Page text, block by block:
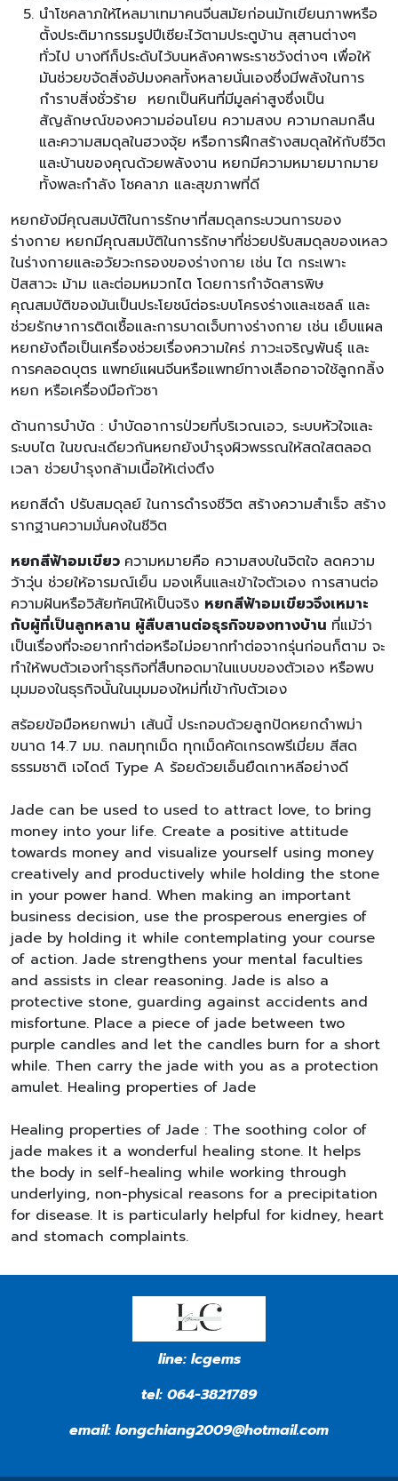
นำโชคลาภให้ไหลมาเทมาคนจีนสมัยก่อนมักเขียนภาพหรือ
ตั้งประติมากรรมรูปปีเซียะไว้ตามประตูบ้าน สุสานต่างๆ
ทั่วไป บางทีก็ประดับไว้บนหลังคาพระราชวังต่างๆ เพื่อให้
มันช่วยขจัดสิ่งอัปมงคลทั้งหลายนั่นเองซึ่งมีพลังในการ
กำราบสิ่งชั่วร้าย หยกเป็นหินที่มีมูลค่าสูงซึ่งเป็น
สัญลักษณ์ของความอ่อนโยน ความสงบ ความกลมกลืน
และความสมดุลในฮวงจุ้ย หรือการฝึกสร้างสมดุลให้กับชีวิต
และบ้านของคุณด้วยพลังงาน หยกมีความหมายมากมาย
ทั้งพละกำลัง โชคลาภ และสุขภาพที่ดี
หยกยังมีคุณสมบัติในการรักษาที่สมดุลกระบวนการของ
ร่างกาย หยกมีคุณสมบัติในการรักษาที่ช่วยปรับสมดุลของเหลว
ในร่างกายและอวัยวะกรองของร่างกาย เช่น ไต กระเพาะ
ปัสสาวะ ม้าม และต่อมหมวกไต โดยการกำจัดสารพิษ
คุณสมบัติของมันเป็นประโยชน์ต่อระบบโครงร่างและเซลล์ และ
ช่วยรักษาการติดเชื้อและการบาดเจ็บทางร่างกาย เช่น เย็บแผล
หยกยังถือเป็นเครื่องช่วยเรื่องความใคร่ ภาวะเจริญพันธุ์ และ
การคลอดบุตร แพทย์แผนจีนหรือแพทย์ทางเลือกอาจใช้ลูกกลิ้ง
หยก หรือเครื่องมือกัวซา
ด้านการบำบัด : บำบัดอาการป่วยที่บริเวณเอว, ระบบหัวใจและ
ระบบไต ในขณะเดียวกันหยกยังบำรุงผิวพรรณให้สดใสตลอด
เวลา ช่วยบำรุงกล้ามเนื้อให้เต่งตึง
หยกสีดำ ปรับสมดุลย์ ในการดำรงชีวิต สร้างความสำเร็จ สร้าง
รากฐานความมั่นคงในชีวิต
หยกสีฟ้าอมเขียว ความหมายคือ ความสงบในจิตใจ ลดความ
ว้าวุ่น ช่วยให้อารมณ์เย็น มองเห็นและเข้าใจตัวเอง การสานต่อ
ความฝันหรือวิสัยทัศน์ให้เป็นจริง หยกสีฟ้าอมเขียวจึงเหมาะ
กับผู้ที่เป็นลูกหลาน ผู้สืบสานต่อธุรกิจของทางบ้าน ที่แม้ว่า
เป็นเรื่องที่จะอยากทำต่อหรือไม่อยากทำต่อจากรุ่นก่อนก็ตาม จะ
ทำให้พบตัวเองทำธุรกิจที่สืบทอดมาในแบบของตัวเอง หรือพบ
มุมมองในธุรกิจนั้นในมุมมองใหม่ที่เข้ากับตัวเอง
สร้อยข้อมือหยกพม่า เส้นนี้ ประกอบด้วยลูกปัดหยกดำพม่า
ขนาด 14.7 มม. กลมทุกเม็ด ทุกเม็ดคัดเกรดพรีเมี่ยม สีสด
ธรรมชาติ เจไดต์ Type A ร้อยด้วยเอ็นยืดเกาหลีอย่างดี
Jade can be used to used to attract love, to bring
money into your life. Create a positive attitude
towards money and visualize yourself using money
creatively and productively while holding the stone
in your power hand. When making an important
business decision, use the prosperous energies of
jade by holding it while contemplating your course
of action. Jade strengthens your mental faculties
and assists in clear reasoning. Jade is also a
protective stone, guarding against accidents and
misfortune. Place a piece of jade between two
purple candles and let the candles burn for a short
while. Then carry the jade with you as a protection
amulet. Healing properties of Jade
Healing properties of Jade : The soothing color of
jade makes it a wonderful healing stone. It helps
the body in self-healing while working through
underlying, non-physical reasons for a precipitation
for disease. It is particularly helpful for kidney, heart
and stomach complaints.
line:lcgems
tel: 064-3821789
email: longchiang2009@hotmail.com